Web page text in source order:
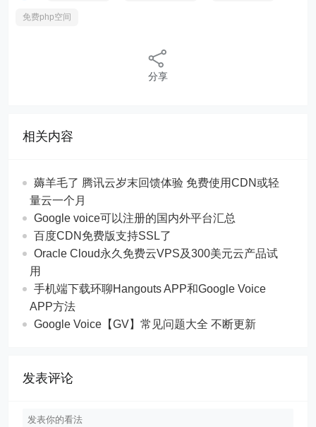
免费php空间
分享
相关内容
薅羊毛了 腾讯云岁末回馈体验 免费使用CDN或轻
量云一个月
Google voice可以注册的国内外平台汇总
百度CDN免费版支持SSL了
Oracle Cloud永久免费云VPS及300美元云产品试
用
手机端下载环聊Hangouts APP和Google Voice
APP方法
Google Voice【GV】常见问题大全 不断更新
发表评论